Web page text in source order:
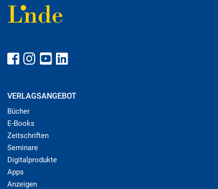
VERLAGSANGEBOT
Bücher
E-Books
Zeitschriften
Seminare
Digitalprodukte
Apps
Anzeigen